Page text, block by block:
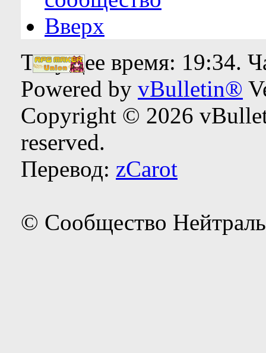
Вверх
Текущее время: 19:34.
Powered by vBulletin®
Copyright © 2026
reserved.
Перевод: zCarot
© Сообщество